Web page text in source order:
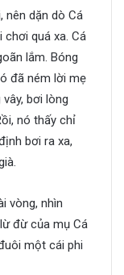
nên dặn dò Cá
quá xa. Cá
lắm. Bóng
đã ném lời mẹ
bơi lòng
nó thấy chỉ
bơi ra xa,
vòng, nhìn
đừ của mụ Cá
một cái phi